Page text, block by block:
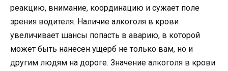
реакцию, внимание, координацию и сужает поле
зрения водителя. Наличие алкоголя в крови
увеличивает шансы попасть в аварию, в которой
может быть нанесен ущерб не только вам, но и
другим людям на дороге. Значение алкоголя в крови